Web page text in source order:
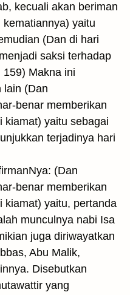
kecuali akan beriman
yaitu
(Dan di hari
saksi terhadap
159) Makna ini
lain (Dan
benar memberikan
kiamat) yaitu sebagai
terjadinya hari
(Dan
benar memberikan
kiamat) yaitu, pertanda
munculnya nabi Isa
juga diriwayatkan
Abu Malik,
Disebutkan
yang